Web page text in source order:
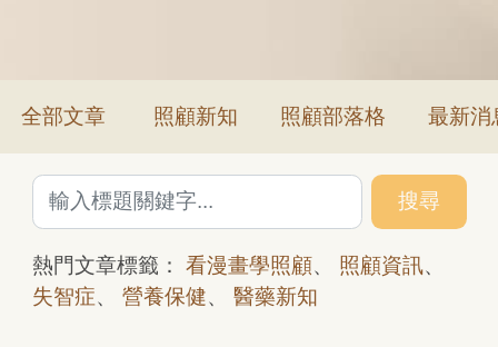
全部文章 照顧新知 照顧部落格 最新消
搜尋
熱門文章標籤： 看漫畫學照顧、 照顧資訊、
失智症、 營養保健、 醫藥新知